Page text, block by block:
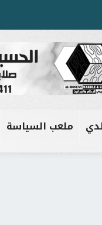
ملعب السياسة